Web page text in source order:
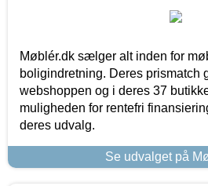
Møblér.dk sælger alt inden for
boligindretning. Deres prismatch
webshoppen og i deres 37
muligheden for rentefri
deres udvalg.
Se udvalget på